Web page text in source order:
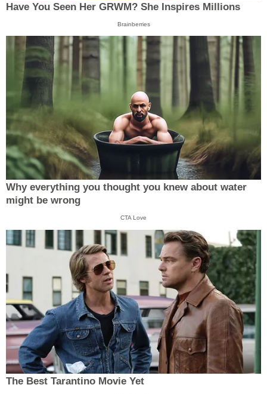
Have You Seen Her GRWM? She Inspires Millions
Brainberries
Why everything you thought you knew about water
might be wrong
CTA Love
The Best Tarantino Movie Yet